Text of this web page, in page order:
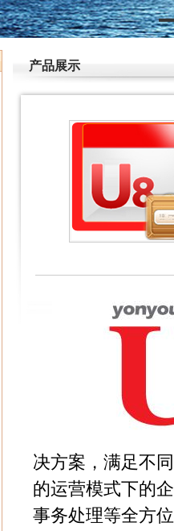
产品展示
决方案，满足不
的运营模式下的
事务处理等全方